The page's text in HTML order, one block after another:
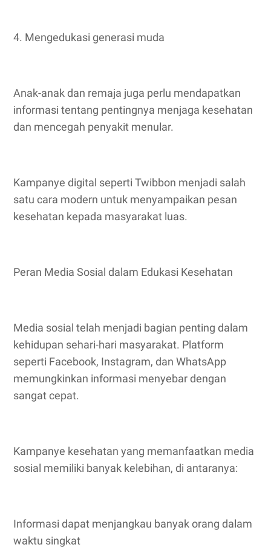
4. Mengedukasi generasi muda
Anak-anak dan remaja juga perlu mendapatkan
informasi tentang pentingnya menjaga kesehatan
dan mencegah penyakit menular.
Kampanye digital seperti Twibbon menjadi salah
satu cara modern untuk menyampaikan pesan
kesehatan kepada masyarakat luas.
Peran Media Sosial dalam Edukasi Kesehatan
Media sosial telah menjadi bagian penting dalam
kehidupan sehari-hari masyarakat. Platform
seperti Facebook, Instagram, dan WhatsApp
memungkinkan informasi menyebar dengan
sangat cepat.
Kampanye kesehatan yang memanfaatkan media
sosial memiliki banyak kelebihan, di antaranya:
Informasi dapat menjangkau banyak orang dalam
waktu singkat